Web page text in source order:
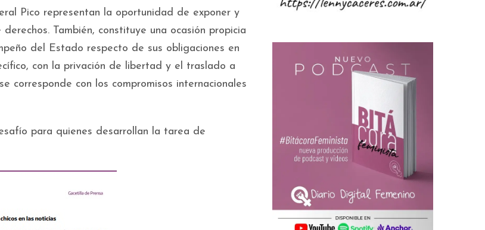
Pico representan la oportunidad de exponer y
También, constituye una ocasión propicia
del Estado respecto de sus obligaciones en
con la privación de libertad y el traslado a
corresponde con los compromisos internacionales
para quienes desarrollan la tarea de